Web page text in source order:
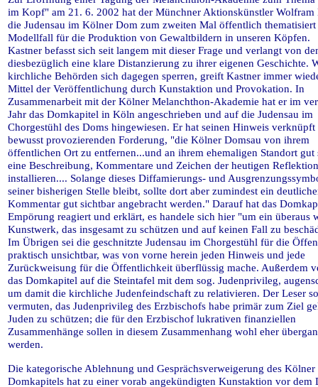
im Kopf" am 21. 6. 2002 hat der Münchner Aktionskünstler Wolfram
die Judensau im Kölner Dom zum zweiten Mal öffentlich thematisiert
Modellfall für die Produktion von Gewaltbildern in unseren Köpfen.
Kastner befasst sich seit langem mit dieser Frage und verlangt von
diesbezüglich eine klare Distanzierung zu ihrer eigenen Geschichte.
kirchliche Behörden sich dagegen sperren, greift Kastner immer
Mittel der Veröffentlichung durch Kunstaktion und Provokation. In
Zusammenarbeit mit der Kölner Melanchthon-Akademie hat er im
Jahr das Domkapitel in Köln angeschrieben und auf die Judensau im
Chorgestühl des Doms hingewiesen. Er hat seinen Hinweis
bewusst provozierenden Forderung, "die Kölner Domsau von ihrem
öffentlichen Ort zu entfernen...und an ihrem ehemaligen Standort gut
eine Beschreibung, Kommentare und Zeichen der heutigen
installieren.... Solange dieses Diffamierungs- und
seiner bisherigen Stelle bleibt, sollte dort aber zumindest ein
Kommentar gut sichtbar angebracht werden." Darauf hat das
Empörung reagiert und erklärt, es handele sich hier "um ein überaus
Kunstwerk, das insgesamt zu schützen und auf keinen Fall zu
Im Übrigen sei die geschnitzte Judensau im Chorgestühl für die
praktisch unsichtbar, was von vorne herein jeden Hinweis und jede
Zurückweisung für die Öffentlichkeit überflüssig mache. Außerdem
das Domkapitel auf die Steintafel mit dem sog. Judenprivileg,
um damit die kirchliche Judenfeindschaft zu relativieren. Der Leser
vermuten, das Judenprivileg des Erzbischofs habe primär zum Ziel
Juden zu schützen; die für den Erzbischof lukrativen finanziellen
Zusammenhänge sollen in diesem Zusammenhang wohl eher
werden.
Die kategorische Ablehnung und Gesprächsverweigerung des Kölner
Domkapitels hat zu einer vorab angekündigten Kunstaktion vor dem